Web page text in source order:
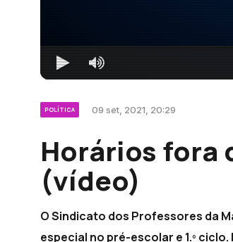
POLÍTICA 09 set, 2021, 20:29
Horários fora
(vídeo)
O Sindicato dos Professores da
especial no pré-escolar e 1.º